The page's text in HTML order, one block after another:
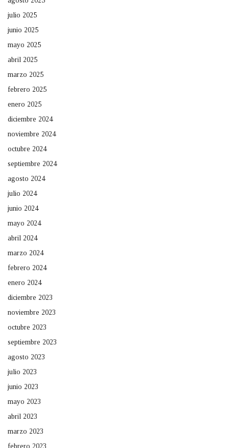
julio 2025
junio 2025
mayo 2025
abril 2025
marzo 2025
febrero 2025
enero 2025
diciembre 2024
noviembre 2024
octubre 2024
septiembre 2024
agosto 2024
julio 2024
junio 2024
mayo 2024
abril 2024
marzo 2024
febrero 2024
enero 2024
diciembre 2023
noviembre 2023
octubre 2023
septiembre 2023
agosto 2023
julio 2023
junio 2023
mayo 2023
abril 2023
marzo 2023
febrero 2023